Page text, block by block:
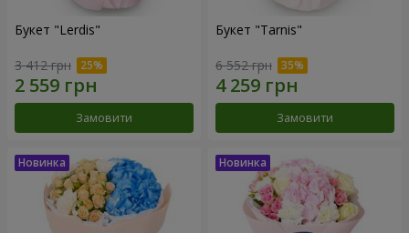
Букет "Lerdis"
3 412 грн
Замовити
Букет "Tarnis"
6 552 грн
Замовити